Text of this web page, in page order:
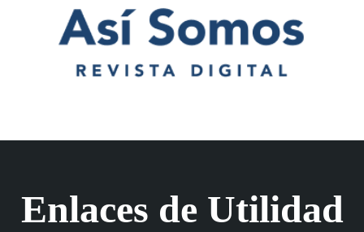
Enlaces de Utilidad